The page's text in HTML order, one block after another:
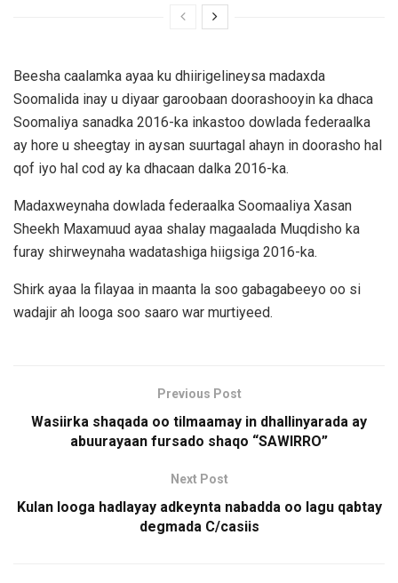
Beesha caalamka ayaa ku dhiirigelineysa madaxda
Soomalida inay u diyaar garoobaan doorashooyin ka dhaca
Soomaliya sanadka 2016-ka inkastoo dowlada federaalka
ay hore u sheegtay in aysan suurtagal ahayn in doorasho hal
qof iyo hal cod ay ka dhacaan dalka 2016-ka.
Madaxweynaha dowlada federaalka Soomaaliya Xasan
Sheekh Maxamuud ayaa shalay magaalada Muqdisho ka
furay shirweynaha wadatashiga hiigsiga 2016-ka.
Shirk ayaa la filayaa in maanta la soo gabagabeeyo oo si
wadajir ah looga soo saaro war murtiyeed.
Previous Post
Wasiirka shaqada oo tilmaamay in dhallinyarada ay
abuurayaan fursado shaqo “SAWIRRO”
Next Post
Kulan looga hadlayay adkeynta nabadda oo lagu qabtay
degmada C/casiis